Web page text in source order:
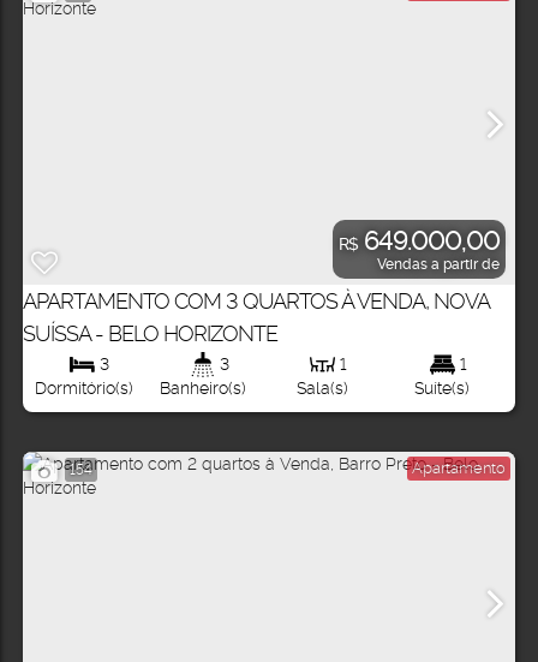
R$ 649.000,00
Vendas a partir de
APARTAMENTO COM 3 QUARTOS À VENDA, NOVA
SUÍSSA - BELO HORIZONTE
3
Dormitório(s)
3
Banheiro(s)
1
Sala(s)
1
Suíte(s)
154 Apartamento